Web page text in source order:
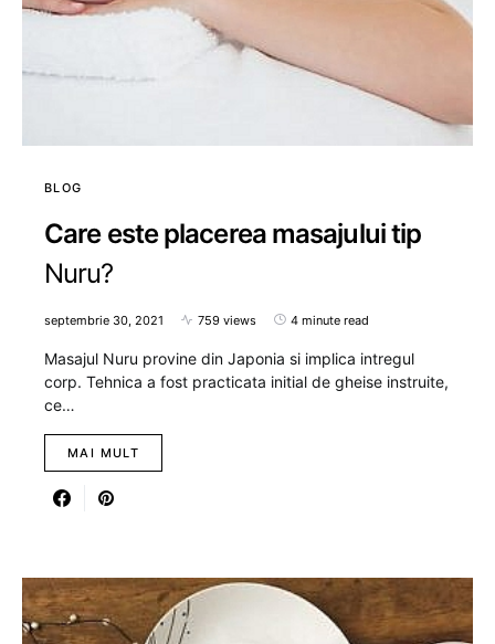
BLOG
Care este placerea masajului tip
Nuru?
septembrie 30, 2021 759 views 4 minute read
Masajul Nuru provine din Japonia si implica intregul
corp. Tehnica a fost practicata initial de gheise instruite,
ce…
MAI MULT